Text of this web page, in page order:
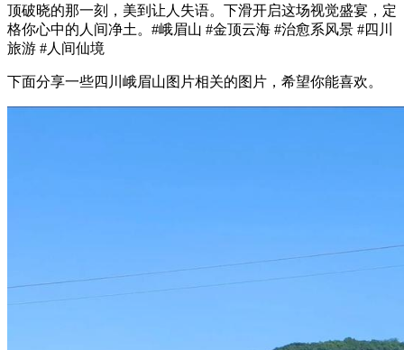
顶破晓的那一刻，美到让人失语。下滑开启这场视觉盛宴，定
格你心中的人间净土。#峨眉山 #金顶云海 #治愈系风景 #四川
旅游 #人间仙境
下面分享一些四川峨眉山图片相关的图片，希望你能喜欢。